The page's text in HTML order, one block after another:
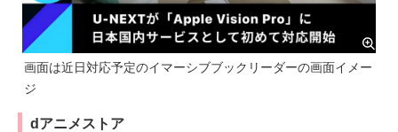
画面は近日対応予定のイマーシブブックリーダーの画面イメー
ジ
dアニメストア